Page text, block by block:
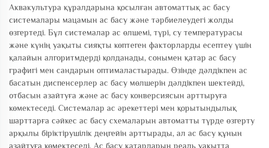
Аквакультура құралдарына қосылған автоматтық ас басу
системалары мацамын ас басу және тәрбиелеудегі жолды
өзгертеді. Бұл системалар ас өлшемі, түрі, су температурасы
және күнің уақыты сияқты көптеген факторларды есептеу үшін
қалайын алгоритмдерді қолданады, сонымен қатар ас басу
графигі мен сандарын оптималастырады. Өзінде дәлдікпен ас
басатын диспенсерлер ас басу мөлшерін дәлдікпен шектейді,
отбасын азайтуға және ас басу конверсиясын арттыруға
көмектеседі. Системалар ас әрекеттері мен қорытындылық
шарттарға сәйкес ас басу схемаларын автоматты түрде өзгерту
арқылы біріктірушілік деңгейін арттырады, ал ас басу құнын
азайтуға көмектеседі. Ас басу қатарларын реаль уақытта